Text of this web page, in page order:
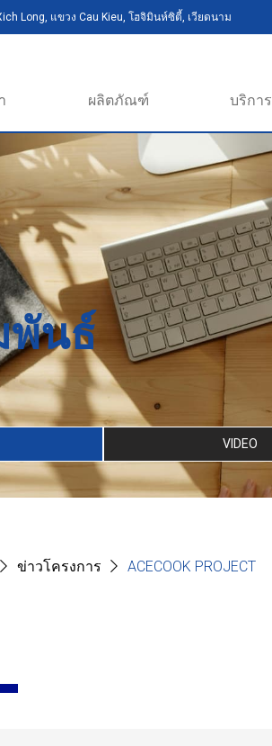
Long, แขวง Cau Kieu, โฮจิมินห์ซิตี้, เวียดนาม
ผลิตภัณฑ์ บริการ
พันธ์
VIDEO
ข่าวโครงการ ACECOOK PROJECT